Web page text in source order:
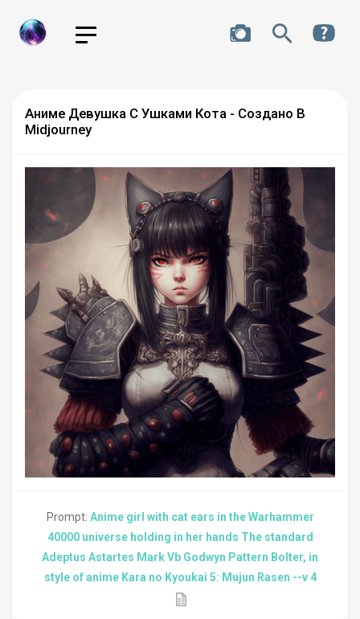
Аниме Девушка С Ушками Кота - Создано В
Midjourney
Prompt: Anime girl with cat ears in the Warhammer
40000 universe holding in her hands The standard
Adeptus Astartes Mark Vb Godwyn Pattern Bolter, in
style of anime Kara no Kyoukai 5: Mujun Rasen --v 4